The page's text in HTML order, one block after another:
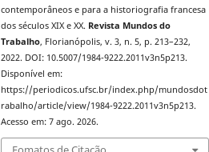
contemporâneos e para a historiografia francesa
dos séculos XIX e XX. Revista Mundos do
Trabalho, Florianópolis, v. 3, n. 5, p. 213–232,
2022. DOI: 10.5007/1984-9222.2011v3n5p213.
Disponível em:
https://periodicos.ufsc.br/index.php/mundosdot
rabalho/article/view/1984-9222.2011v3n5p213.
Acesso em: 7 ago. 2026.